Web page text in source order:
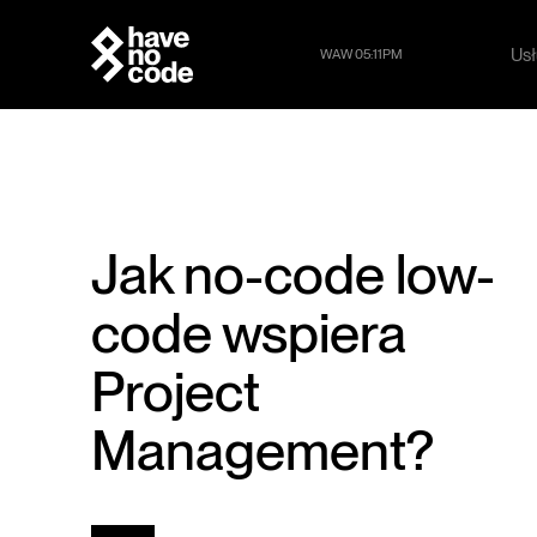
WAW 05:11PM
Jak no-code low-
code wspiera
Project
Management?